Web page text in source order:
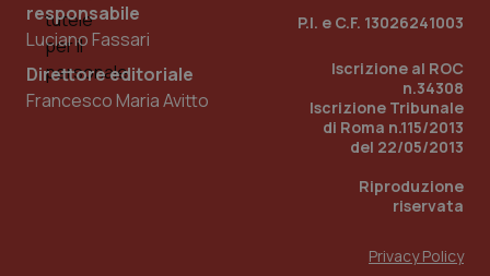
responsabile
Luciano Fassari
Direttore editoriale
Francesco Maria Avitto
P.I. e C.F. 13026241003
Iscrizione al ROC
n.34308
Iscrizione Tribunale
di Roma n.115/2013
del 22/05/2013
Riproduzione
riservata
Privacy Policy
_ga_KM60CM4NPH .quotidianosanita.it
1
Scadenza